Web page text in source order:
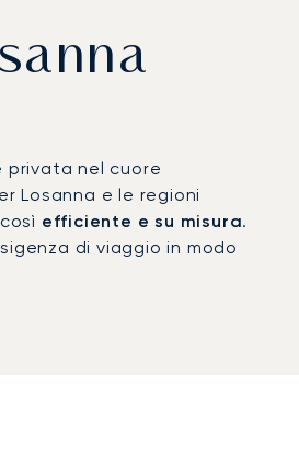
privata nel cuore
Losanna e le regioni
efficiente e su misura.
di viaggio in modo